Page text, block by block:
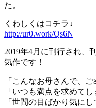
た。
くわしくはコチラ↓
http://ur0.work/Qs6N
2019年4月に刊行され、
気作です！
「こんなお母さんで、ご
「いつも満点を求めてし
「世間の目ばかり気にし